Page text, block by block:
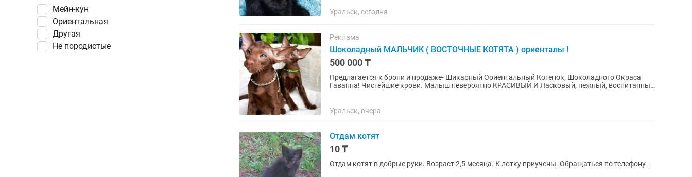
Мейн-кун
Ориентальная
Другая
Не породистые
Уральск, сегодня
Реклама
Шоколадный МАЛЬЧИК ( ВОСТОЧНЫЕ КОТЯТА ) ориенталы !
500 000 ₸
Пpедлaгаeтcя к брони и пpодаже- Шикарный Ориентальный Котенок, Шоколадного Окраса
Гаванна! Чистейшие крови. Малыш невероятно КРАСИВЫЙ И Ласковый, нежный, воспитанный
Уральск, вчера
Отдам котят
10 ₸
Отдам котят в добрые руки. Возраст 2,5 месяца. К лотку приучены. Обращаться по телефону- .